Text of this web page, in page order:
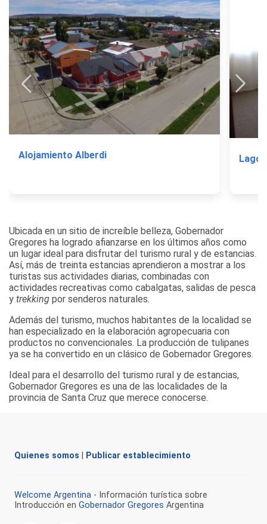
Alojamiento Alberdi Lago
Ubicada en un sitio de increíble belleza, Gobernador
Gregores ha logrado afianzarse en los últimos años como
un lugar ideal para disfrutar del turismo rural y de estancias.
Así, más de treinta estancias aprendieron a mostrar a los
turistas sus actividades diarias, combinadas con
actividades recreativas como cabalgatas, salidas de pesca
y trekking por senderos naturales.
Además del turismo, muchos habitantes de la localidad se
han especializado en la elaboración agropecuaria con
productos no convencionales. La producción de tulipanes
ya se ha convertido en un clásico de Gobernador Gregores.
Ideal para el desarrollo del turismo rural y de estancias,
Gobernador Gregores es una de las localidades de la
provincia de Santa Cruz que merece conocerse.
Quienes somos Publicar establecimiento
Welcome Argentina - Información turística sobre
Introducción en Gobernador Gregores Argentina